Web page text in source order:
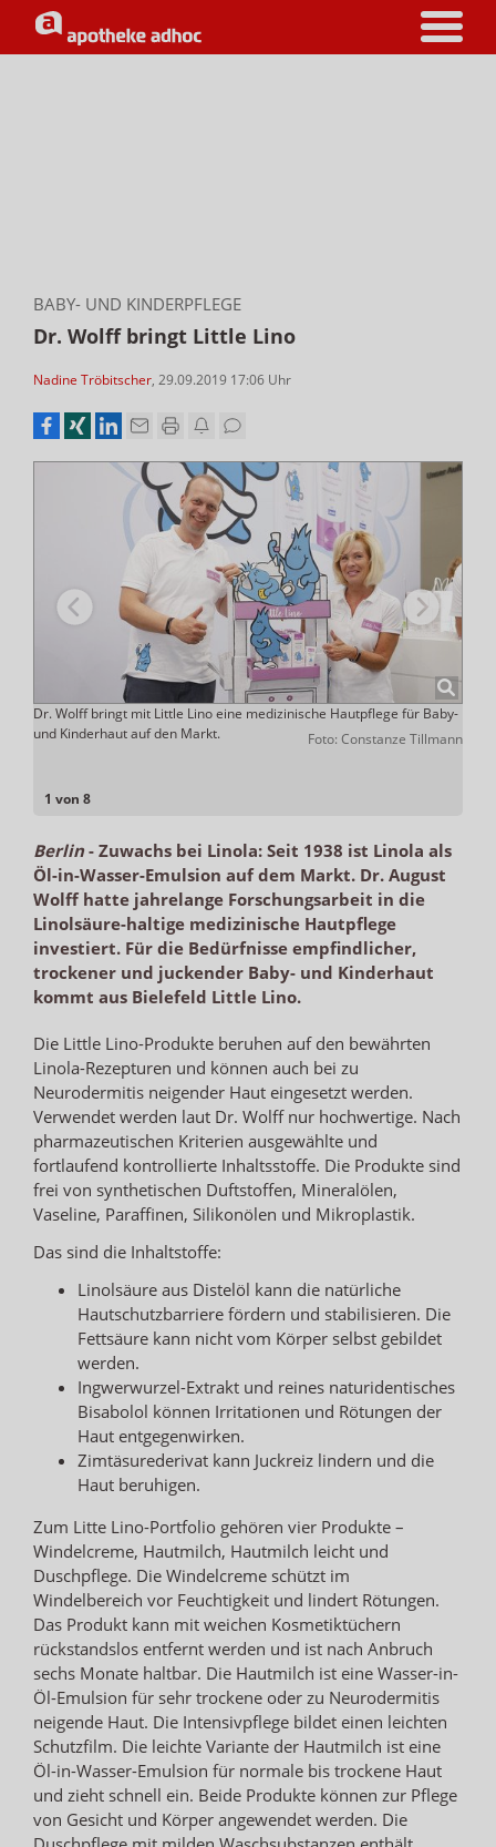
BABY- UND KINDERPFLEGE
Dr. Wolff bringt Little Lino
Nadine Tröbitscher, 29.09.2019 17:06 Uhr
1 von 8
Dr. Wolff bringt mit Little Lino eine medizinische Hautpflege für Baby-
und Kinderhaut auf den Markt.
Foto: Constanze Tillmann
Berlin- Zuwachs bei Linola: Seit 1938 ist Linola als
Öl-in-Wasser-Emulsion auf dem Markt. Dr. August
Wolff hatte jahrelange Forschungsarbeit in die
Linolsäure-haltige medizinische Hautpflege
investiert. Für die Bedürfnisse empfindlicher,
trockener und juckender Baby- und Kinderhaut
kommt aus Bielefeld Little Lino.
Die Little Lino-Produkte beruhen auf den bewährten
Linola-Rezepturen und können auch bei zu
Neurodermitis neigender Haut eingesetzt werden.
Verwendet werden laut Dr. Wolff nur hochwertige. Nach
pharmazeutischen Kriterien ausgewählte und
fortlaufend kontrollierte Inhaltsstoffe. Die Produkte sind
frei von synthetischen Duftstoffen, Mineralölen,
Vaseline, Paraffinen, Silikonölen und Mikroplastik.
Das sind die Inhaltstoffe:
Linolsäure aus Distelöl kann die natürliche
Hautschutzbarriere fördern und stabilisieren. Die
Fettsäure kann nicht vom Körper selbst gebildet
werden.
Ingwerwurzel-Extrakt und reines naturidentisches
Bisabolol können Irritationen und Rötungen der
Haut entgegenwirken.
Zimtäsurederivat kann Juckreiz lindern und die
Haut beruhigen.
Zum Litte Lino-Portfolio gehören vier Produkte –
Windelcreme, Hautmilch, Hautmilch leicht und
Duschpflege. Die Windelcreme schützt im
Windelbereich vor Feuchtigkeit und lindert Rötungen.
Das Produkt kann mit weichen Kosmetiktüchern
rückstandslos entfernt werden und ist nach Anbruch
sechs Monate haltbar. Die Hautmilch ist eine Wasser-in-
Öl-Emulsion für sehr trockene oder zu Neurodermitis
neigende Haut. Die Intensivpflege bildet einen leichten
Schutzfilm. Die leichte Variante der Hautmilch ist eine
Öl-in-Wasser-Emulsion für normale bis trockene Haut
und zieht schnell ein. Beide Produkte können zur Pflege
von Gesicht und Körper angewendet werden. Die